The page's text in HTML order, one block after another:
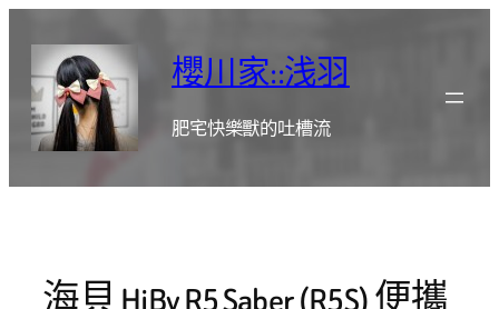
櫻川家::浅羽
肥宅快樂獸的吐槽流